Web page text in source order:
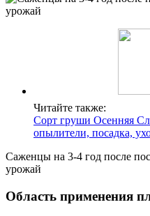
Читайте также:
Сорт груши Осенняя
опылители, посадка,
Саженцы на 3-4 год после
урожай
Область применения